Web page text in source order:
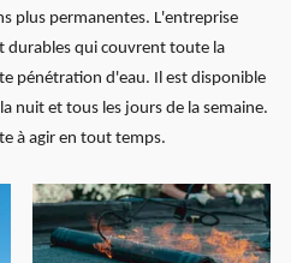
plus permanentes. L'entreprise
durables qui couvrent toute la
pénétration d'eau. Il est disponible
nuit et tous les jours de la semaine.
à agir en tout temps.